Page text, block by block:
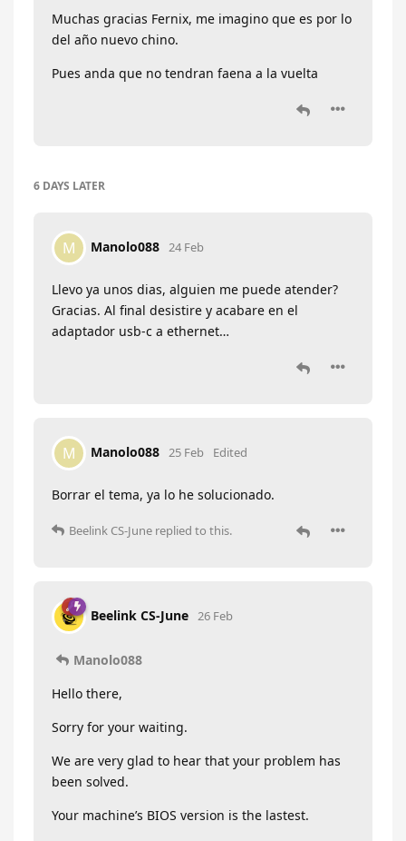
Muchas gracias Fernix, me imagino que es por lo
del año nuevo chino.
Pues anda que no tendran faena a la vuelta
6 DAYS LATER
M Manolo088 24 Feb
Llevo ya unos dias, alguien me puede atender?
Gracias. Al final desistire y acabare en el
adaptador usb-c a ethernet…
M Manolo088 25 Feb Edited
Borrar el tema, ya lo he solucionado.
Beelink CS-June replied to this.
Beelink CS-June 26 Feb
Manolo088
Hello there,
Sorry for your waiting.
We are very glad to hear that your problem has
been solved.
Your machine’s BIOS version is the lastest.